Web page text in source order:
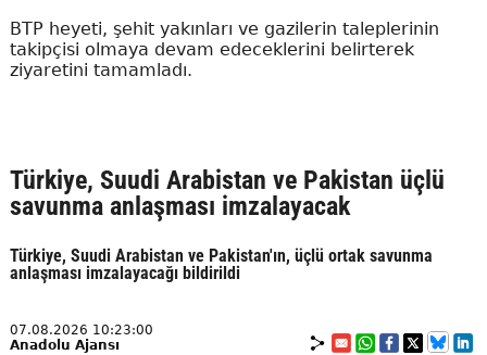
BTP heyeti, şehit yakınları ve gazilerin taleplerinin
takipçisi olmaya devam edeceklerini belirterek
ziyaretini tamamladı.
Türkiye, Suudi Arabistan ve Pakistan üçlü
savunma anlaşması imzalayacak
Türkiye, Suudi Arabistan ve Pakistan'ın, üçlü ortak savunma
anlaşması imzalayacağı bildirildi
07.08.2026 10:23:00
Anadolu Ajansı